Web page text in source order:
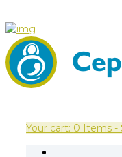
Your cart: 0 Items -